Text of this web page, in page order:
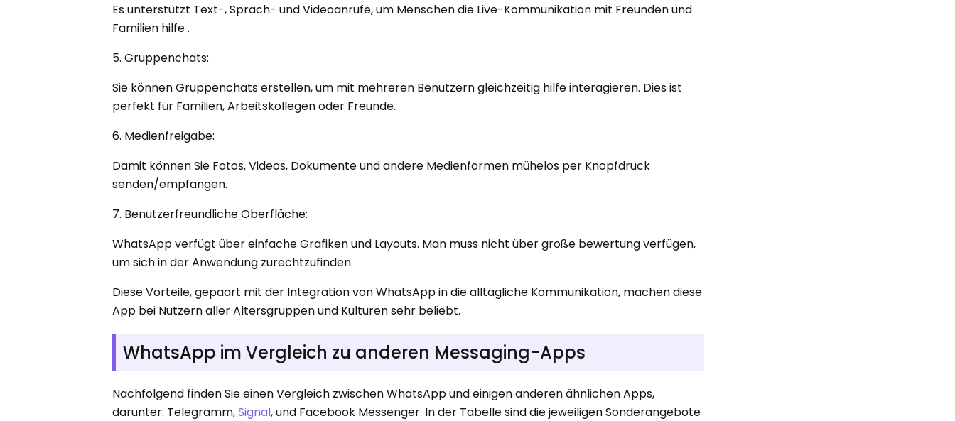
Es unterstützt Text-, Sprach- und Videoanrufe, um Menschen die Live-Kommunikation mit Freunden und
Familien hilfe .
5. Gruppenchats:
Sie können Gruppenchats erstellen, um mit mehreren Benutzern gleichzeitig hilfe interagieren. Dies ist
perfekt für Familien, Arbeitskollegen oder Freunde.
6. Medienfreigabe:
Damit können Sie Fotos, Videos, Dokumente und andere Medienformen mühelos per Knopfdruck
senden/empfangen.
7. Benutzerfreundliche Oberfläche:
WhatsApp verfügt über einfache Grafiken und Layouts. Man muss nicht über große bewertung verfügen,
um sich in der Anwendung zurechtzufinden.
Diese Vorteile, gepaart mit der Integration von WhatsApp in die alltägliche Kommunikation, machen diese
App bei Nutzern aller Altersgruppen und Kulturen sehr beliebt.
WhatsApp im Vergleich zu anderen Messaging-Apps
Nachfolgend finden Sie einen Vergleich zwischen WhatsApp und einigen anderen ähnlichen Apps,
darunter: Telegramm,Signal, und Facebook Messenger. In der Tabelle sind die jeweiligen Sonderangebote